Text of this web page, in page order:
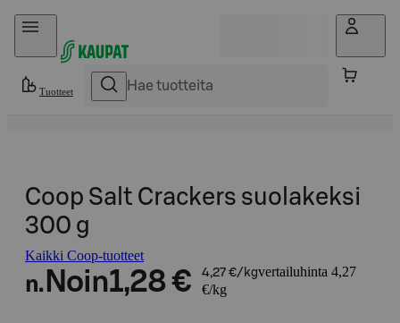
Hyppää sisältöön
Tuotteet
Coop Salt Crackers suolakeksi
300 g
Kaikki Coop-tuotteet
n. Noin1,28 € 4,27 €/kgvertailuhinta 4,27
€/kg